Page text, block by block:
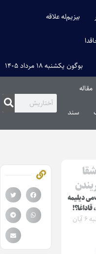
بیزیم‌له علاقه
بوگون یکشنبه ۱۸ مرداد ۱۴۰۵
مقاله‌
سند
دیلیمه
قاداغا؟!
سه‌شنبه ۶ آبان